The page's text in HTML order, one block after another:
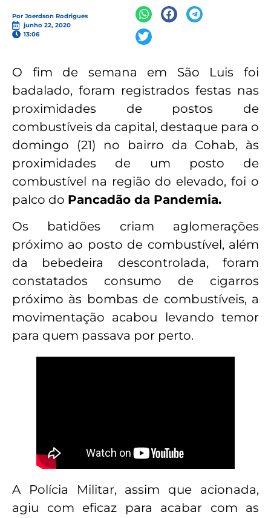
Por Joerdson Rodrigues
junho 22, 2020
13:06
O fim de semana em São Luis foi
badalado, foram registrados festas nas
proximidades de postos de
combustíveis da capital, destaque para o
domingo (21) no bairro da Cohab, às
proximidades de um posto de
combustível na região do elevado, foi o
palco do Pancadão da Pandemia.
Os batidões criam aglomerações
próximo ao posto de combustível, além
da bebedeira descontrolada, foram
constatados consumo de cigarros
próximo às bombas de combustíveis, a
movimentação acabou levando temor
para quem passava por perto.
A Polícia Militar, assim que acionada,
agiu com eficaz para acabar com as